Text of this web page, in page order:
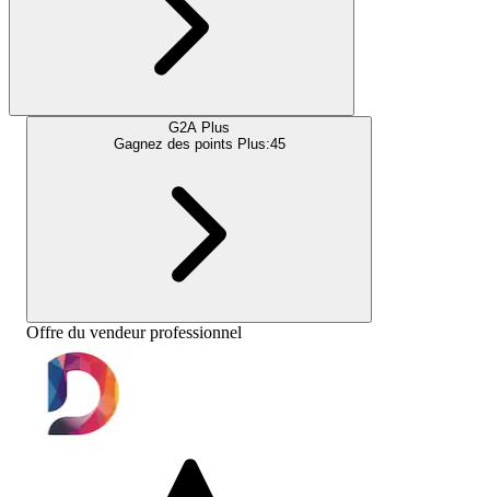
G2A Plus
Gagnez des points Plus:45
Offre du vendeur professionnel